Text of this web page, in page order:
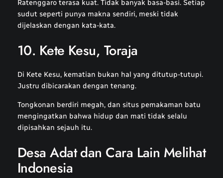
Ratenggaro terasa kuat. Tidak banyak basa-basi. Setiap
sudut seperti punya makna sendiri, meski tidak
dijelaskan dengan kata-kata.
10. Kete Kesu, Toraja
Di Kete Kesu, kematian bukan hal yang ditutup-tutupi.
Justru dibicarakan dengan tenang.
Tongkonan berdiri megah, dan situs pemakaman batu
mengingatkan bahwa hidup dan mati tidak selalu
dipisahkan sejauh itu.
Desa Adat dan Cara Lain Melihat
Indonesia